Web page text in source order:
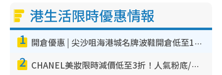
港生活限時優惠情報
1 開倉優惠 | 尖沙咀海港城名牌波鞋開倉低至1折！On鞋$899起／Joy&Peace鞋履$98起
2 CHANEL美妝限時減價低至3折！人氣粉底/唇膏/精華液低至$275！COCO香水都有平